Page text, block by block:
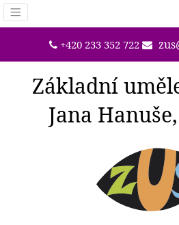
+420 233 352 722
Základní
Jana